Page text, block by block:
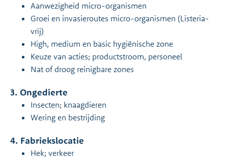
Aanwezigheid micro-organismen
Groei en invasieroutes micro-organismen (Listeria-
vrij)
High, medium en basic hygiënische zone
Keuze van acties; productstroom, personeel
Nat of droog reinigbare zones
3. Ongedierte
Insecten; knaagdieren
Wering en bestrijding
4. Fabriekslocatie
Hek; verkeer